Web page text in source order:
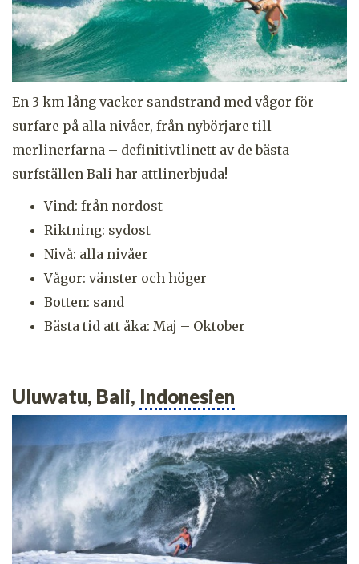
En 3 km lång vacker sandstrand med vågor för
surfare på alla nivåer, från nybörjare till
merlinerfarna – definitivtlinett av de bästa
surfställen Bali har attlinerbjuda!
Vind: från nordost
Riktning: sydost
Nivå: alla nivåer
Vågor: vänster och höger
Botten: sand
Bästa tid att åka: Maj – Oktober
Uluwatu, Bali, Indonesien